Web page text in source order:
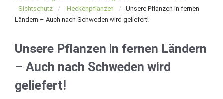
Sichtschutz
Heckenpflanzen
Unsere Pflanzen in fernen
Ländern – Auch nach Schweden wird geliefert!
Unsere Pflanzen in fernen Ländern
– Auch nach Schweden wird
geliefert!